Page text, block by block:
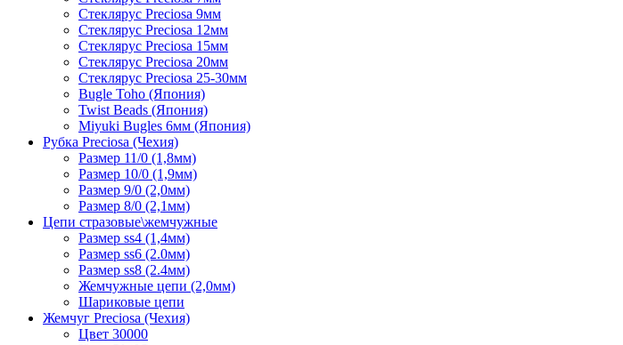
Стеклярус Preciosa 9мм
Стеклярус Preciosa 12мм
Стеклярус Preciosa 15мм
Стеклярус Preciosa 20мм
Стеклярус Preciosa 25-30мм
Bugle Toho (Япония)
Twist Beads (Япония)
Miyuki Bugles 6мм (Япония)
Рубка Preciosa (Чехия)
Размер 11/0 (1,8мм)
Размер 10/0 (1,9мм)
Размер 9/0 (2,0мм)
Размер 8/0 (2,1мм)
Цепи стразовые\жемчужные
Размер ss4 (1,4мм)
Размер ss6 (2.0мм)
Размер ss8 (2.4мм)
Жемчужные цепи (2,0мм)
Шариковые цепи
Жемчуг Preciosa (Чехия)
Цвет 30000